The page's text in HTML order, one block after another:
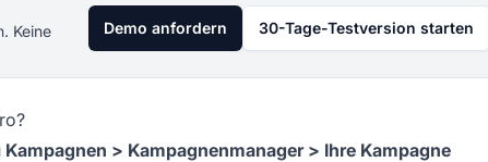
Keine
Demo anfordern 30-Tage-Testversion starten
Kampagnen > Kampagnenmanager > Ihre Kampagne